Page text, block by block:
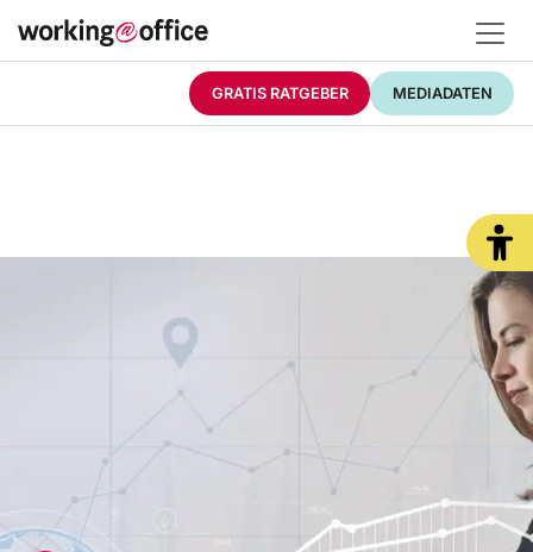
GRATIS RATGEBER MEDIADATEN